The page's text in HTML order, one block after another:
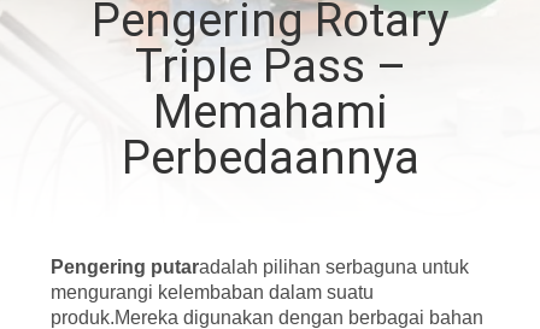
KUALITAS
HUBUNGI
KASUS
Pengering Rotary
Triple Pass –
Memahami
Perbedaannya
Pengering putaradalah pilihan serbaguna untuk
mengurangi kelembaban dalam suatu
produk.Mereka digunakan dengan berbagai bahan